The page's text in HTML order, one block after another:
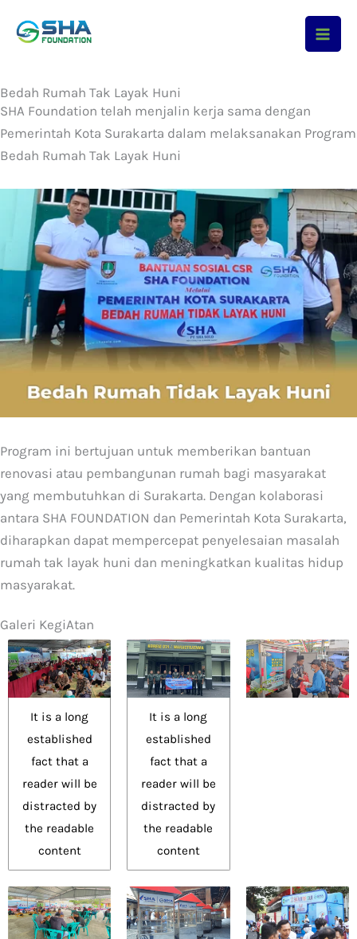
Bedah Rumah Tak Layak Huni
SHA Foundation telah menjalin kerja sama dengan
Pemerintah Kota Surakarta dalam melaksanakan Program
Bedah Rumah Tak Layak Huni
Program ini bertujuan untuk memberikan bantuan
renovasi atau pembangunan rumah bagi masyarakat
yang membutuhkan di Surakarta. Dengan kolaborasi
antara SHA FOUNDATION dan Pemerintah Kota Surakarta,
diharapkan dapat mempercepat penyelesaian masalah
rumah tak layak huni dan meningkatkan kualitas hidup
masyarakat.
Galeri KegiAtan
It is a long
established
fact that a
reader will be
distracted by
the readable
content
It is a long
established
fact that a
reader will be
distracted by
the readable
content